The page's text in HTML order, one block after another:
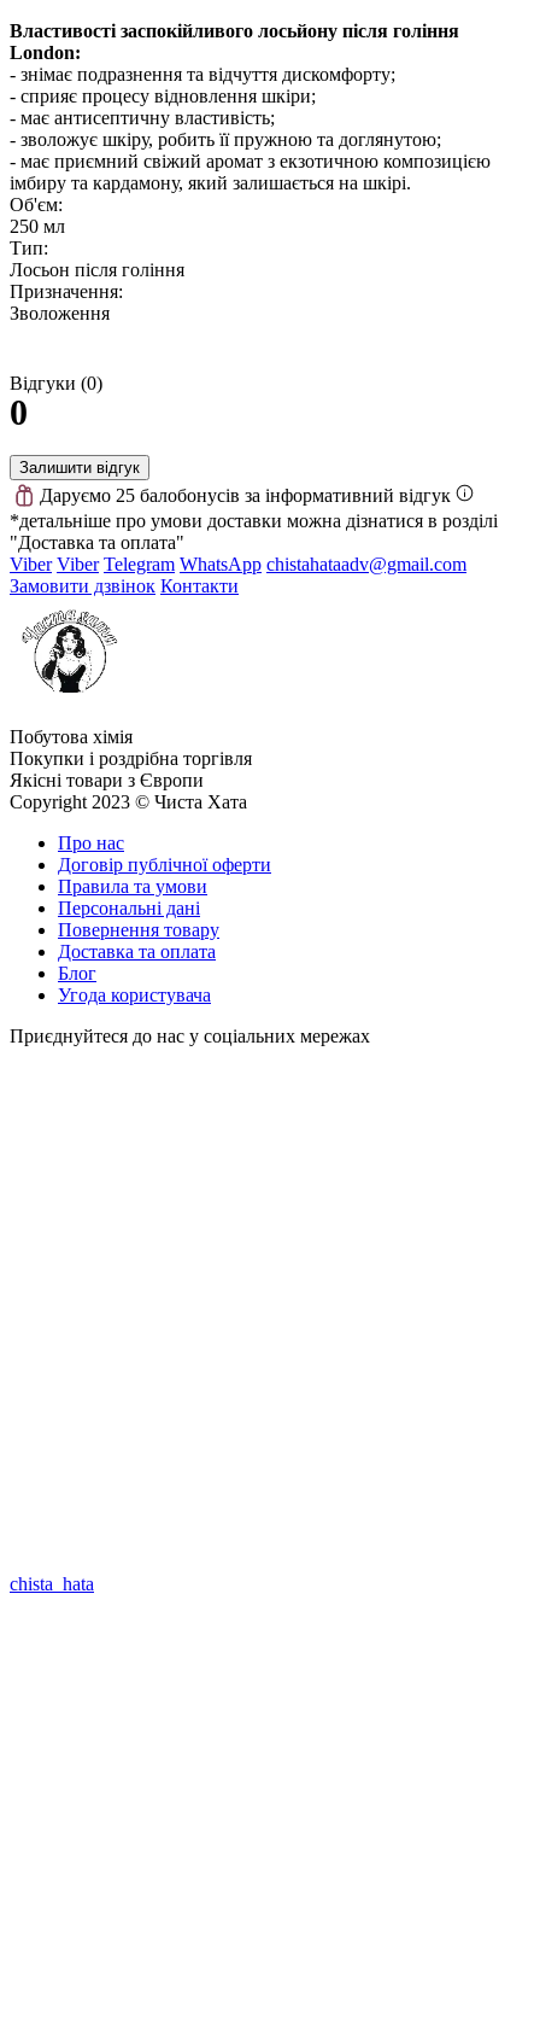
Властивості заспокійливого лосьйону після гоління
London:
- знімає подразнення та відчуття дискомфорту;
- сприяє процесу відновлення шкіри;
- має антисептичну властивість;
- зволожує шкіру, робить її пружною та доглянутою;
- має приємний свіжий аромат з екзотичною композицією
імбиру та кардамону, який залишається на шкірі.
Об'єм:
250 мл
Тип:
Лосьон після гоління
Призначення:
Зволоження
Відгуки (0)
0
Залишити відгук
Даруємо 25 балобонусів за інформативний відгук
*детальніше про умови доставки можна дізнатися в розділі
"Доставка та оплата"
Viber Viber Telegram WhatsApp chistahataadv@gmail.com
Замовити дзвінок Контакти
Побутова хімія
Покупки і роздрібна торгівля
Якісні товари з Європи
Copyright 2023 © Чиста Хата
Про нас
Договір публічної оферти
Правила та умови
Персональні дані
Повернення товару
Доставка та оплата
Блог
Угода користувача
Приєднуйтеся до нас у соціальних мережах
chista_hata